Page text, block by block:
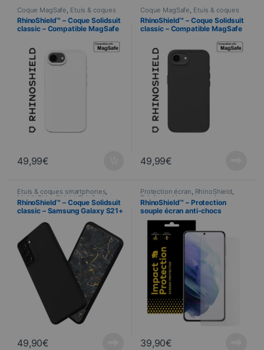
Coque MagSafe Étuis & coques
smartphones, Mobil RhinoShield
Telefonie
RhinoShield™ – Coque Solidsuit
classic – Compatible MagSafe
49,99€
Coque MagSafe Étuis & coques
smartphones, Mobil RhinoShield
Telefonie
RhinoShield™ – Coque Solidsuit
classic – Compatible MagSafe
49,99€
Étuis & coques smartphones,
Mobil ,RhinoShield ,Telefonie
RhinoShield™ – Coque Solidsuit
classic – Samsung Galaxy S21+
49,90€
Protection écran, RhinoShield,
Telefonie ,Verres trempés
RhinoShield™ – Protection
souple écran anti-chocs
Impact™ Flex™ – Samsung
Galaxy S21+
39,90€